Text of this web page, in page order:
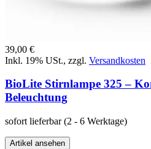
39,00 €
Inkl. 19% USt., zzgl. Versandkosten
BioLite Stirnlampe 325 –
Beleuchtung
sofort lieferbar(2 - 6 Werktage)
Artikel ansehen